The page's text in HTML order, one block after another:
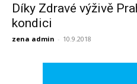
Díky Zdravé výživě
kondici
zena admin - 10.9.2018